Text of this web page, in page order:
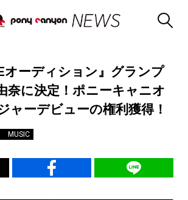
オーディション』グランプ
奈に決定！ポニーキャニオ
ャーデビューの権利獲得！
MUSIC